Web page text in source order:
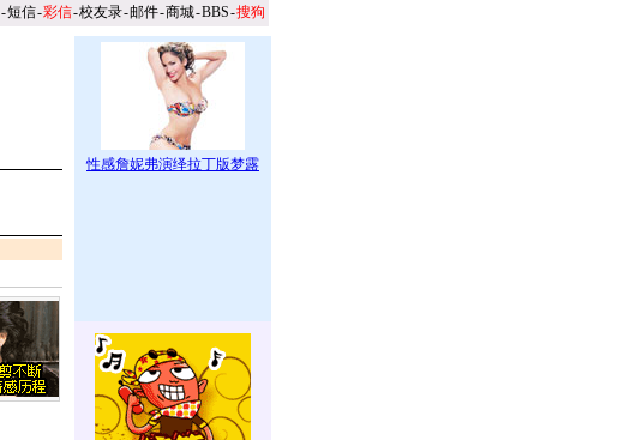
-短信-彩信-校友录-邮件-商城-BBS-搜狗